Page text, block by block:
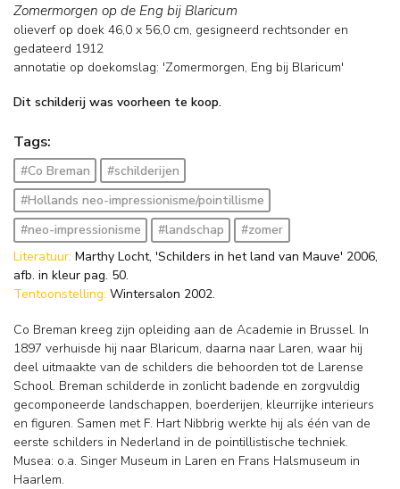
Zomermorgen op de Eng bij Blaricum
olieverf op doek 46,0 x 56,0 cm, gesigneerd rechtsonder en
gedateerd 1912
annotatie op doekomslag: 'Zomermorgen, Eng bij Blaricum'
Dit schilderij was voorheen te koop.
Tags:
#Co Breman
#schilderijen
#Hollands neo-impressionisme/pointillisme
#neo-impressionisme
#landschap
#zomer
Literatuur: Marthy Locht, 'Schilders in het land van Mauve' 2006,
afb. in kleur pag. 50.
Tentoonstelling: Wintersalon 2002.
Co Breman kreeg zijn opleiding aan de Academie in Brussel. In
1897 verhuisde hij naar Blaricum, daarna naar Laren, waar hij
deel uitmaakte van de schilders die behoorden tot de Larense
School. Breman schilderde in zonlicht badende en zorgvuldig
gecomponeerde landschappen, boerderijen, kleurrijke interieurs
en figuren. Samen met F. Hart Nibbrig werkte hij als één van de
eerste schilders in Nederland in de pointillistische techniek.
Musea: o.a. Singer Museum in Laren en Frans Halsmuseum in
Haarlem.